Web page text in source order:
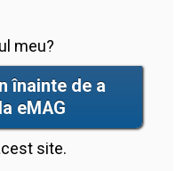
meu?
înainte de a
eMAG
site.